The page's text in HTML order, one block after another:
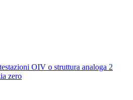
OIV o struttura analoga 2
zero